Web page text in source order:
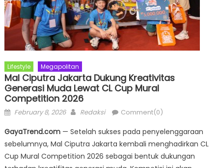
Lifestyle Megapolitan
Mal Ciputra Jakarta Dukung Kreativitas
Generasi Muda Lewat CL Cup Mural
Competition 2026
Posted
February 8, 2026 Author
Redaksi Comment(0)
GayaTrend.com— Setelah sukses pada penyelenggaraan
sebelumnya, Mal Ciputra Jakarta kembali menghadirkan CL
Cup Mural Competition 2026 sebagai bentuk dukungan